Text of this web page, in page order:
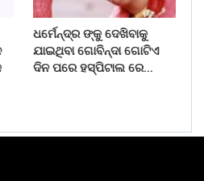
ଧର୍ମେନ୍ଦ୍ର ଙ୍କୁ ଦେଖିବାକୁ
ଯାଇଥିବା ଗୋବିନ୍ଦା ଗୋଟିଏ
ଦିନ ପରେ ହସ୍ପିଟାଲ ରେ…